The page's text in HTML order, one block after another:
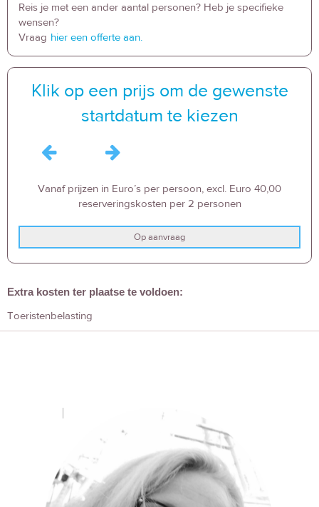
Reis je met een ander aantal personen? Heb je specifieke
wensen?
Vraag hier een offerte aan.
Klik op een prijs om de gewenste
startdatum te kiezen
Vanaf prijzen in Euro’s per persoon, excl. Euro 40,00
reserveringskosten per 2 personen
Op aanvraag
Extra kosten ter plaatse te voldoen:
Toeristenbelasting